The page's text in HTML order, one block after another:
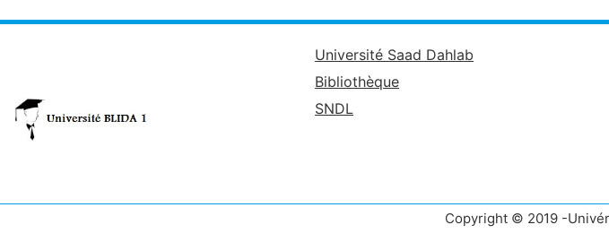
Université Saad Dahlab
Bibliothèque
SNDL
Copyright © 2019 -